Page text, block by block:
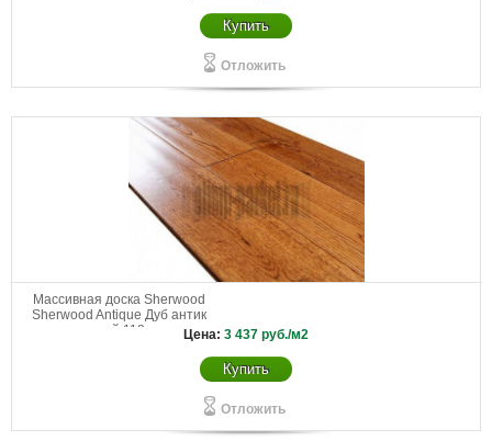
Купить
Отложить
Массивная доска Sherwood
Sherwood Antique Дуб антик
старый 118 мм
Цена: 3 437 руб./м2
Купить
Отложить